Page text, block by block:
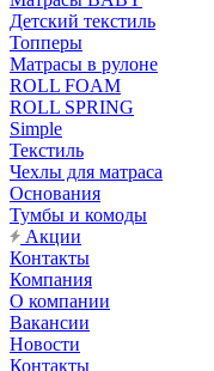
Детский текстиль
Топперы
Матрасы в рулоне
ROLL FOAM
ROLL SPRING
Simple
Текстиль
Чехлы для матраса
Основания
Тумбы и комоды
Акции
Контакты
Компания
О компании
Вакансии
Новости
Контакты